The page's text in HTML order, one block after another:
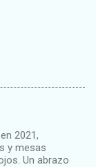
2021,
y mesas
Un abrazo